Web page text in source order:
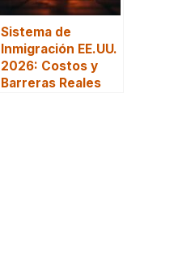
Sistema de
Inmigración EE.UU.
2026: Costos y
Barreras Reales